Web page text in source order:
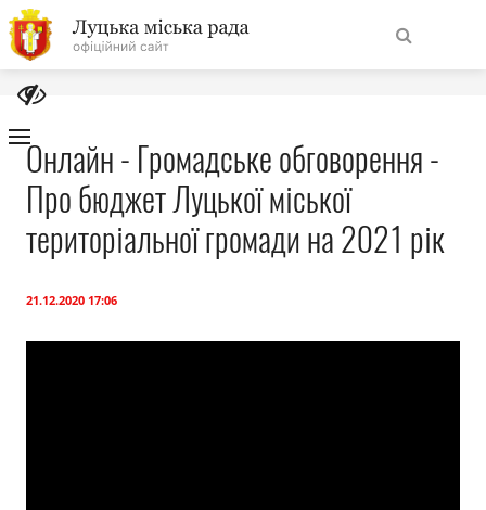
На
головну
Навігація
сайту
Про місто
Міська влада
Онлайн - Громадське обговорення -
Про бюджет Луцької міської
територіальної громади на 2021 рік
21.12.2020 17:06